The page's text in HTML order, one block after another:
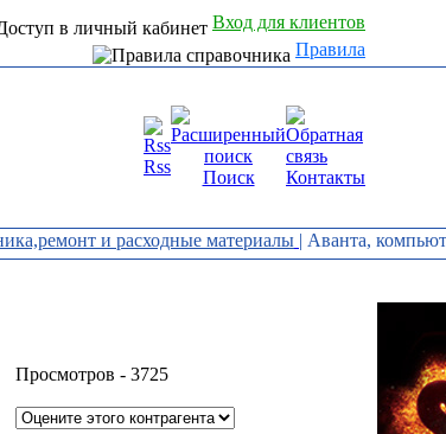
Вход для клиентов
Правила
Rss
Поиск Контакты
и расходные материалы | Аванта,
Просмотров - 3725